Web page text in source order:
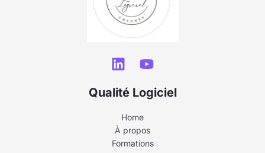
Qualité Logiciel
Home
À propos
Formations